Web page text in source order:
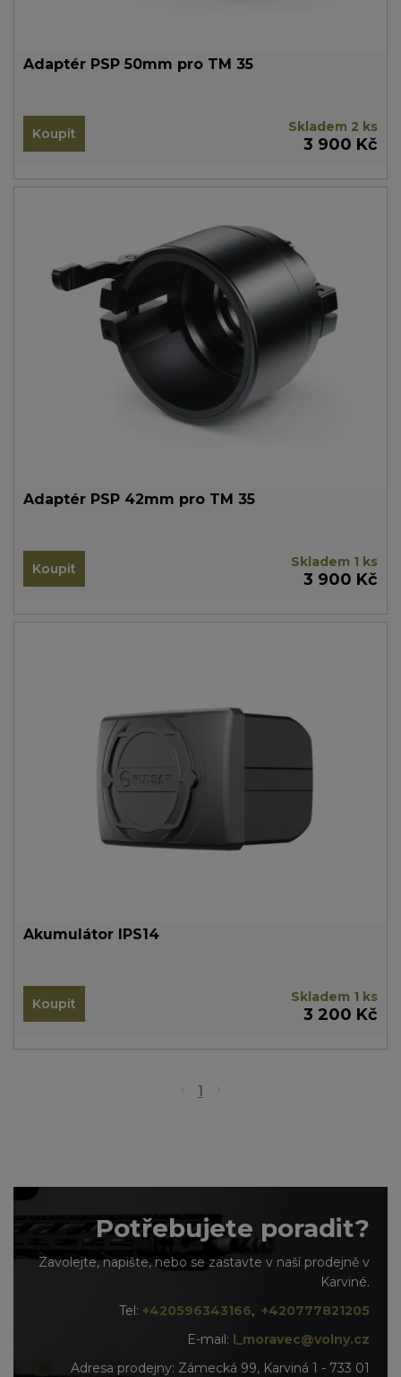
Adaptér PSP 50mm pro TM 35
Koupit Skladem 2 ks
3 900 Kč
Adaptér PSP 42mm pro TM 35
Koupit Skladem 1 ks
3 900 Kč
Akumulátor IPS14
Koupit Skladem 1 ks
3 200 Kč
1
Potřebujete poradit?
Zavolejte, napište, nebo se zastavte v naší prodejně v
Karviné.
Tel: +420596343166, +420777821205
E-mail: l_moravec@volny.cz
Adresa prodejny: Zámecká 99, Karviná 1 - 733 01